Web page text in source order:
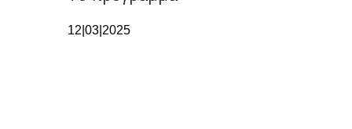
12|03|2025